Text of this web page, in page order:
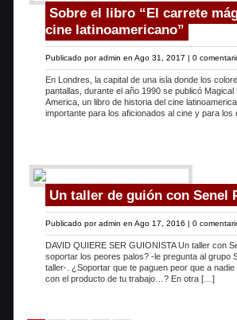
Sobre el libro “El carrete
cine latinoamericano”
Publicado poradmin en Ago 31, 2017 | 0
En Londres, la capital de una isla donde los
pantallas, durante el año 1990 se publicó
America, un libro de historia del cine
importante para los aficionados al cine y para
Un taller de guión con Senel
Publicado poradmin en Ago 17, 2016 | 0
DAVID QUIERE SER GUIONISTA Un taller con
soportar los peores palos? -le pregunta al grupo
taller-. ¿Soportar que te paguen peor que a
con el producto de tu trabajo…? En otra […]